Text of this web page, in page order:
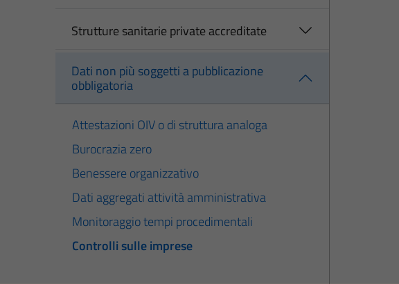
Strutture sanitarie private accreditate
Dati non più soggetti a pubblicazione
obbligatoria
Attestazioni OIV o di struttura analoga
Burocrazia zero
Benessere organizzativo
Dati aggregati attività amministrativa
Monitoraggio tempi procedimentali
Controlli sulle imprese